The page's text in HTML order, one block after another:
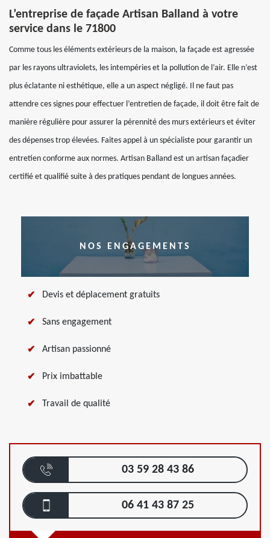
L’entreprise de façade Artisan Balland à votre
service dans le 71800
Comme tous les éléments extérieurs de la maison, la façade est agressée
par les rayons ultraviolets, les intempéries et la pollution de l’air. Elle n’est
plus éclatante ni esthétique, elle a un aspect négligé. Il ne faut pas
attendre ces signes pour effectuer l’entretien de façade, il doit être fait de
manière régulière pour assurer la pérennité des murs extérieurs et éviter
des dépenses trop élevées. Faites appel à un spécialiste pour garantir un
entretien conforme aux normes. Artisan Balland est un artisan façadier
certifié et qualifié suite à des pratiques pendant de longues années.
NOS ENGAGEMENTS
Devis et déplacement gratuits
Sans engagement
Artisan passionné
Prix imbattable
Travail de qualité
03 59 28 43 86
06 41 43 87 25